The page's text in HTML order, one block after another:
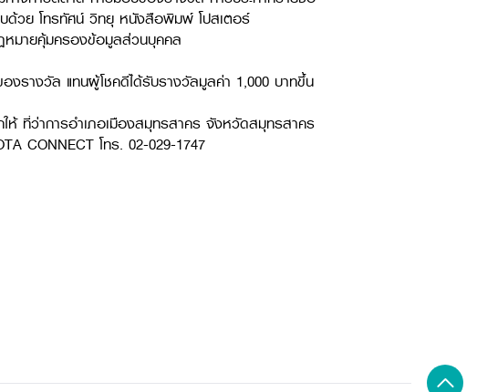
ด้วย โทรทัศน์ วิทยุ หนังสือพิมพ์ โปสเตอร์
หมายคุ้มครองข้อมูลส่วนบุคคล
รางวัล แทนผู้โชคดีได้รับรางวัลมูลค่า 1,000 บาทขึ้น
ที่ว่าการอำเภอเมืองสมุทรสาคร จังหวัดสมุทรสาคร
CONNECT โทร. 02-029-1747